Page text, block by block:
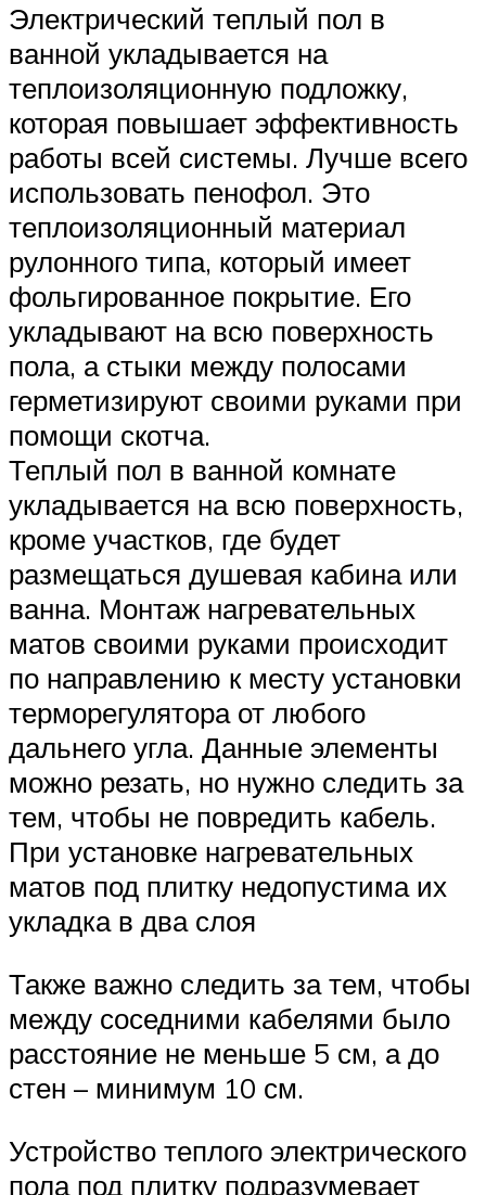
Электрический теплый пол в
ванной укладывается на
теплоизоляционную подложку,
которая повышает эффективность
работы всей системы. Лучше всего
использовать пенофол. Это
теплоизоляционный материал
рулонного типа, который имеет
фольгированное покрытие. Его
укладывают на всю поверхность
пола, а стыки между полосами
герметизируют своими руками при
помощи скотча.
Теплый пол в ванной комнате
укладывается на всю поверхность,
кроме участков, где будет
размещаться душевая кабина или
ванна. Монтаж нагревательных
матов своими руками происходит
по направлению к месту установки
терморегулятора от любого
дальнего угла. Данные элементы
можно резать, но нужно следить за
тем, чтобы не повредить кабель.
При установке нагревательных
матов под плитку недопустима их
укладка в два слоя
Также важно следить за тем, чтобы
между соседними кабелями было
расстояние не меньше 5 см, а до
стен – минимум 10 см.
Устройство теплого электрического
пола под плитку подразумевает